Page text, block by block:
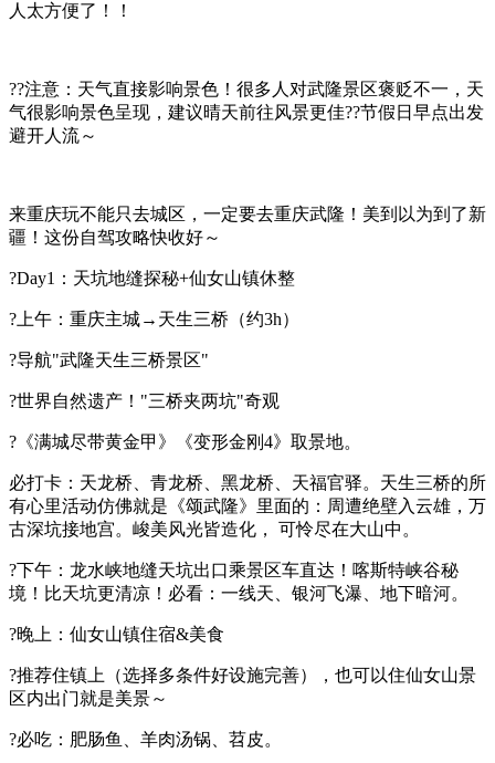
人太方便了！！
??注意：天气直接影响景色！很多人对武隆景区褒贬不一，天
气很影响景色呈现，建议晴天前往风景更佳??节假日早点出发
避开人流～
来重庆玩不能只去城区，一定要去重庆武隆！ 美到以为到了新
疆！这份自驾攻略快收好～
?Day1：天坑地缝探秘+仙女山镇休整
?上午：重庆主城→天生三桥（约3h）
?导航"武隆天生三桥景区"
?世界自然遗产！"三桥夹两坑"奇观
?《满城尽带黄金甲》《变形金刚4》取景地。
必打卡：天龙桥、青龙桥、黑龙桥、天福官驿。天生三桥的所
有心里活动仿佛就是《颂武隆》里面的：周遭绝壁入云雄，万
古深坑接地宫。峻美风光皆造化， 可怜尽在大山中。
?下午：龙水峡地缝天坑出口乘景区车直达！喀斯特峡谷秘
境！比天坑更清凉！必看：一线天、银河飞瀑、地下暗河。
?晚上：仙女山镇住宿&美食
?推荐住镇上（选择多条件好设施完善），也可以住仙女山景
区内出门就是美景～
?必吃：肥肠鱼、羊肉汤锅、苕皮。